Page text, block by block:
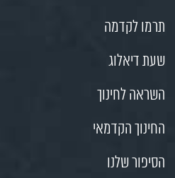
תרמו לקדמה
שעת דיאלוג
השראה לחינוך
החינוך הקדמאי
הסיפור שלנו